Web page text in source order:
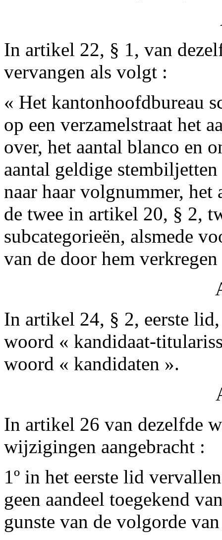
In artikel 22, § 1, van
vervangen als volgt :
« Het kantonhoofdbureau
op een verzamelstraat het
over, het aantal blanco en
aantal geldige
naar haar volgnummer,
de twee in artikel 20, § 2,
subcategorieën, alsmede
van de door hem
In artikel 24, § 2, eerste
woord « kandidaat-
woord « kandidaten ».
In artikel 26 van dezelfde
wijzigingen aangebracht :
1º in het eerste lid
geen aandeel toegekend
gunste van de volgorde